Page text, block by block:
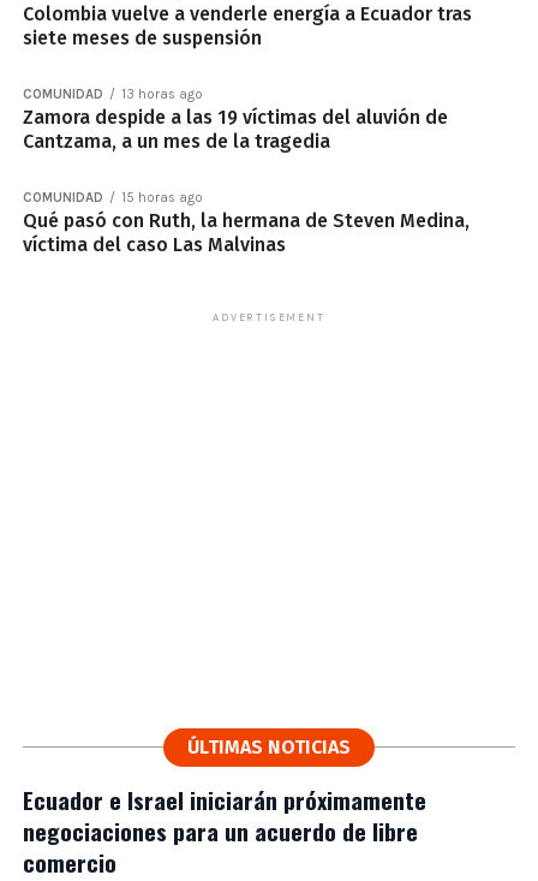
Colombia vuelve a venderle energía a Ecuador tras
siete meses de suspensión
COMUNIDAD 13 horas ago
Zamora despide a las 19 víctimas del aluvión de
Cantzama, a un mes de la tragedia
COMUNIDAD 15 horas ago
Qué pasó con Ruth, la hermana de Steven Medina,
víctima del caso Las Malvinas
ADVERTISEMENT
ÚLTIMAS NOTICIAS
Ecuador e Israel iniciarán próximamente
negociaciones para un acuerdo de libre
comercio